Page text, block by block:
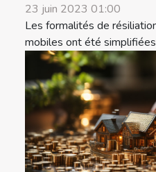
23 juin 2023 01:00
Les formalités de
mobiles ont été